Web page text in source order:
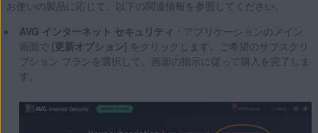
お使いの製品に応じて、以下の関連情報を参照してください。
AVG インターネット セキュリティ ：アプリケーションのメイン
画面で [更新オプション] をクリックします。ご希望のサブスクリ
プション プランを選択して、画面の指示に従って購入を完了しま
す。